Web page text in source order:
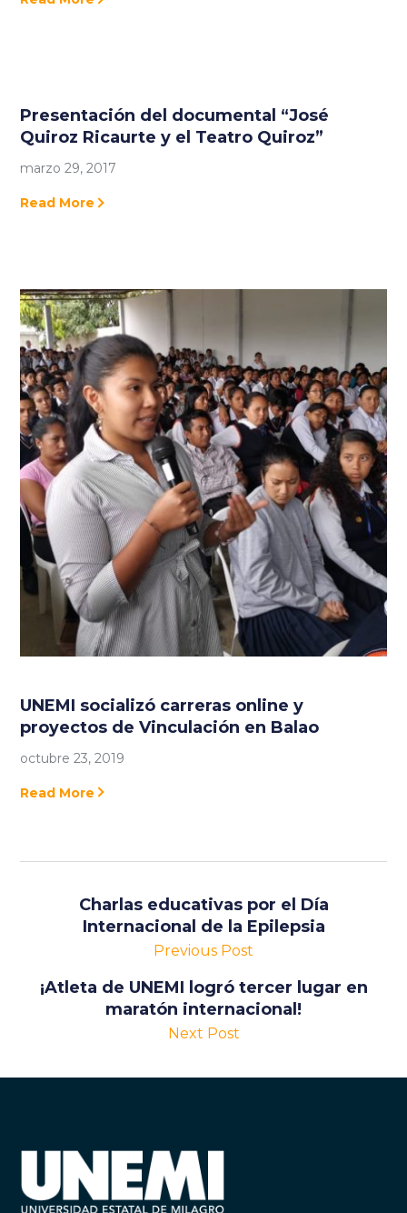
Presentación del documental “José
Quiroz Ricaurte y el Teatro Quiroz”
marzo 29, 2017
Read More
UNEMI socializó carreras online y
proyectos de Vinculación en Balao
octubre 23, 2019
Read More
Charlas educativas por el Día
Internacional de la Epilepsia
Previous Post
¡Atleta de UNEMI logró tercer lugar en
maratón internacional!
Next Post